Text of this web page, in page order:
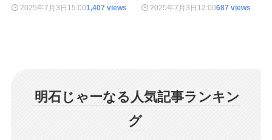
2025年7月3日 15:001,407 views 2025年7月3日 12:00687 views
明石じゃーなる人気記事ランキン
グ